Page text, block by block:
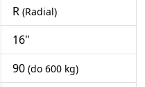
R (Radial)
16"
90 (do 600 kg)